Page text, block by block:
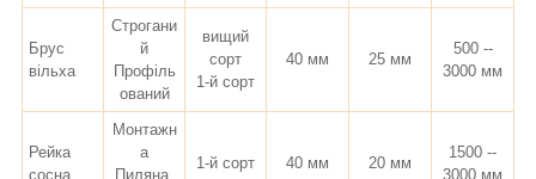
Брус
вільха
Строгани
й
Профіль
ований
вищий
сорт
1-й сорт
40 мм 25 мм
500 --
3000 мм
Рейка
сосна
Монтажн
а
Пиляна,
1-й сорт 40 мм 20 мм
1500 --
3000 мм